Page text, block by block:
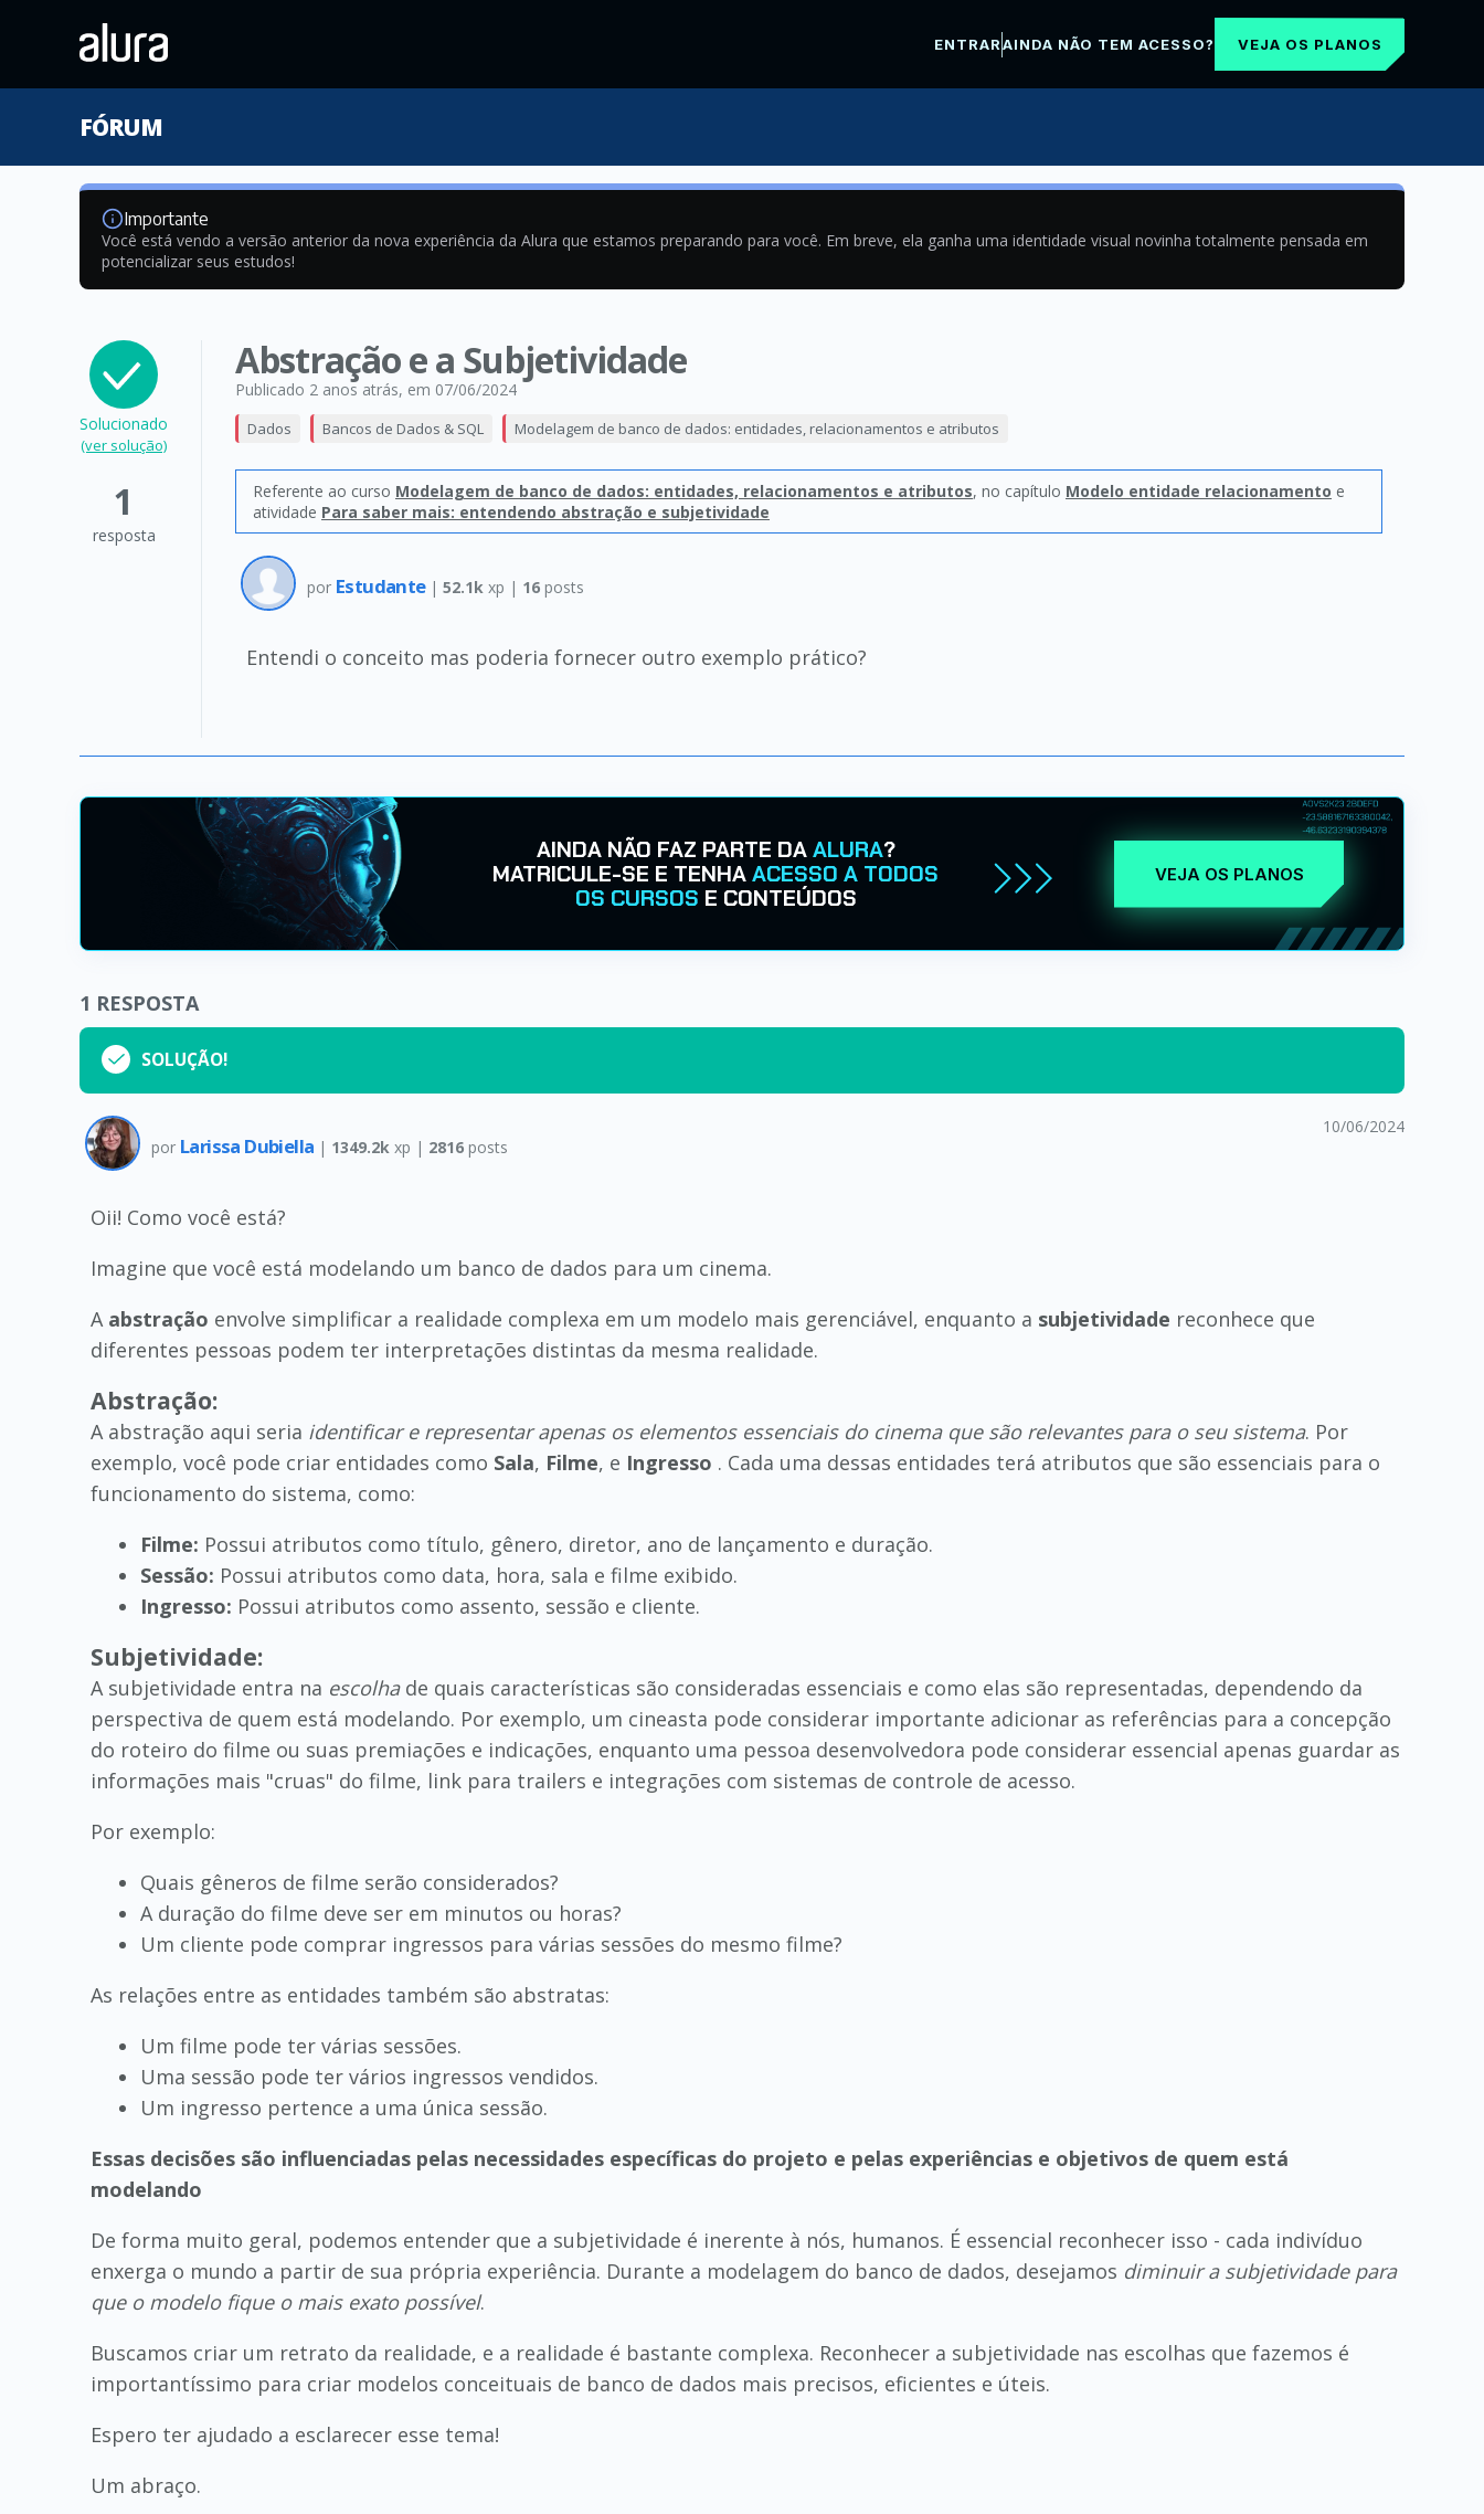
ENTRARAINDA NÃO TEM ACESSO? VEJA OS PLANOS
FÓRUM
Importante
Você está vendo a versão anterior da nova experiência da Alura que estamos preparando para você. Em breve, ela ganha uma identidade visual novinha totalmente pensada em
potencializar seus estudos!
Solucionado
(ver solução)
1
resposta
Abstração e a Subjetividade
Publicado 2 anos atrás, em 07/06/2024
Dados Bancos de Dados & SQL Modelagem de banco de dados: entidades, relacionamentos e atributos
Referente ao curso Modelagem de banco de dados: entidades, relacionamentos e atributos, no capítulo Modelo entidade relacionamento e
atividade Para saber mais: entendendo abstração e subjetividade
por Estudante | 52.1k xp | 16 posts
Entendi o conceito mas poderia fornecer outro exemplo prático?
AINDA NÃO FAZ PARTE DAALURA?
MATRICULE-SE E TENHAACESSO A TODOS
OS CURSOS E CONTEÚDOS
VEJA OS PLANOS
1 RESPOSTA
SOLUÇÃO!
por Larissa Dubiella | 1349.2k xp | 2816posts
10/06/2024
Oii! Como você está?
Imagine que você está modelando um banco de dados para um cinema.
A abstração envolve simplificar a realidade complexa em um modelo mais gerenciável, enquanto a subjetividade reconhece que
diferentes pessoas podem ter interpretações distintas da mesma realidade.
Abstração:
A abstração aqui seria identificar e representar apenas os elementos essenciais do cinema que são relevantes para o seu sistema. Por
exemplo, você pode criar entidades como Sala, Filme, e Ingresso . Cada uma dessas entidades terá atributos que são essenciais para o
funcionamento do sistema, como:
Filme: Possui atributos como título, gênero, diretor, ano de lançamento e duração.
Sessão: Possui atributos como data, hora, sala e filme exibido.
Ingresso: Possui atributos como assento, sessão e cliente.
Subjetividade:
A subjetividade entra na escolhade quais características são consideradas essenciais e como elas são representadas, dependendo da
perspectiva de quem está modelando. Por exemplo, um cineasta pode considerar importante adicionar as referências para a concepção
do roteiro do filme ou suas premiações e indicações, enquanto uma pessoa desenvolvedora pode considerar essencial apenas guardar as
informações mais "cruas" do filme, link para trailers e integrações com sistemas de controle de acesso.
Por exemplo:
Quais gêneros de filme serão considerados?
A duração do filme deve ser em minutos ou horas?
Um cliente pode comprar ingressos para várias sessões do mesmo filme?
As relações entre as entidades também são abstratas:
Um filme pode ter várias sessões.
Uma sessão pode ter vários ingressos vendidos.
Um ingresso pertence a uma única sessão.
Essas decisões são influenciadas pelas necessidades específicas do projeto e pelas experiências e objetivos de quem está
modelando
De forma muito geral, podemos entender que a subjetividade é inerente à nós, humanos. É essencial reconhecer isso - cada indivíduo
enxerga o mundo a partir de sua própria experiência. Durante a modelagem do banco de dados, desejamos diminuir a subjetividade para
que o modelo fique o mais exato possível.
Buscamos criar um retrato da realidade, e a realidade é bastante complexa. Reconhecer a subjetividade nas escolhas que fazemos é
importantíssimo para criar modelos conceituais de banco de dados mais precisos, eficientes e úteis.
Espero ter ajudado a esclarecer esse tema!
Um abraço.